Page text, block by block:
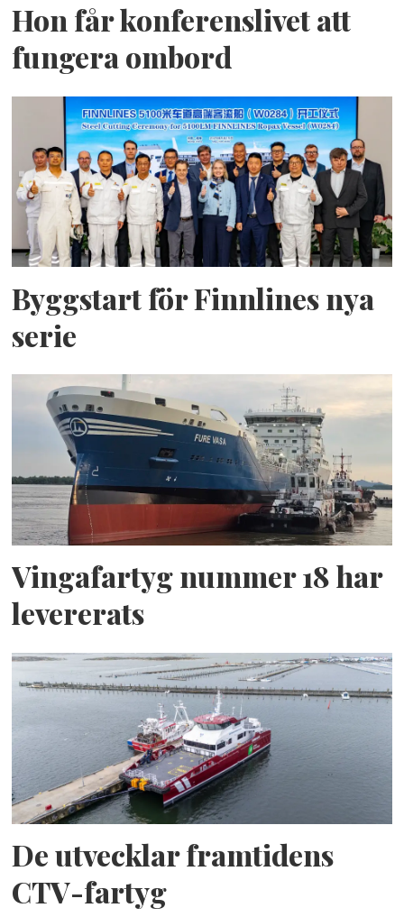
Hon får konferenslivet att
fungera ombord
Byggstart för Finnlines nya
serie
Vingafartyg nummer 18 har
levererats
De utvecklar framtidens
CTV-fartyg